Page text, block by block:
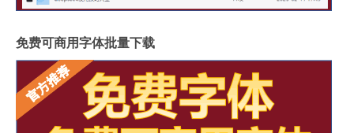
免费可商用字体批量下载